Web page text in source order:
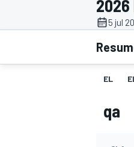
FÓRMULA
2026
5 jul
EL
qa